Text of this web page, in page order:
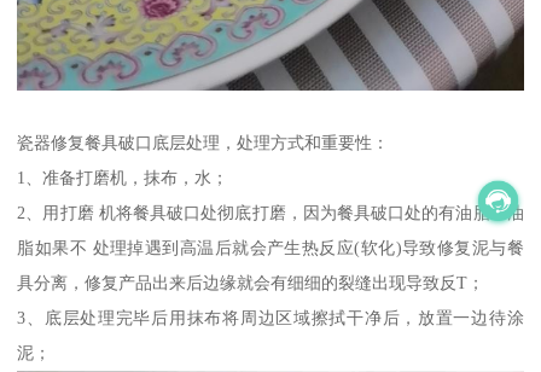
瓷器修复餐具破口底层处理，处理方式和重要性：
1、准备打磨机，抹布，水；
2、用打磨 机将餐具破口处彻底打磨，因为餐具破口处的有油脂，油
脂如果不 处理掉遇到高温后就会产生热反应(软化)导致修复泥与餐
具分离，修复产品出来后边缘就会有细细的裂缝出现导致反T；
3、底层处理完毕后用抹布将周边区域擦拭干净后，放置一边待涂
泥；